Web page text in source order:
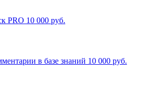
PRO 10 000 руб.
в базе знаний 10 000 руб.